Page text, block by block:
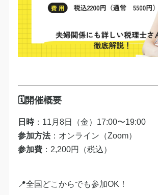
🗓開催概要
日時：11月8日（金）17:00〜19:00
参加方法：オンライン（Zoom）
参加費 ：2,200円（税込）
📍全国どこからでも参加OK！